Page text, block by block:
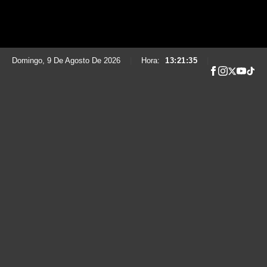
Domingo, 9 De Agosto De 2026 Hora: 13:21:36